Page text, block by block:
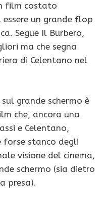
film costato
un grande flop
Segue Il Burbero,
ma che segna
di Celentano nel
grande schermo è
che, ancora una
e Celentano,
forse stanco degli
visione del cinema,
schermo (sia dietro
presa).